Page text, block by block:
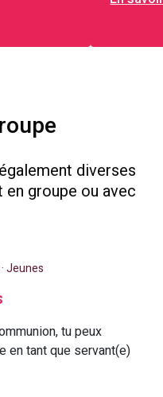
diverses
groupe ou avec
Jeunes
tu peux
en tant que servant(e)